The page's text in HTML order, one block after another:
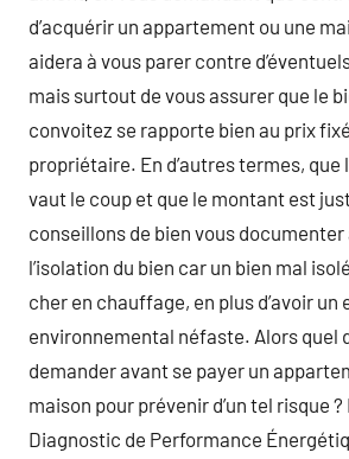
d’acquérir un appartement ou une
aidera à vous parer contre
mais surtout de vous assurer que le
convoitez se rapporte bien au prix
propriétaire. En d’autres termes, que
vaut le coup et que le montant est
conseillons de bien vous
l’isolation du bien car un bien mal
cher en chauffage, en plus d’avoir un
environnemental néfaste. Alors quel
demander avant se payer un
maison pour prévenir d’un tel risque ?
Diagnostic de Performance